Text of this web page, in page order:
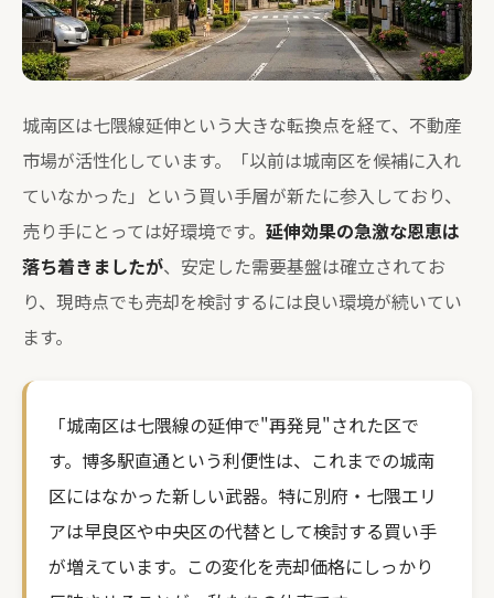
城南区は七隈線延伸という大きな転換点を経て、不動産
市場が活性化しています。「以前は城南区を候補に入れ
ていなかった」という買い手層が新たに参入しており、
売り手にとっては好環境です。 延伸効果の急激な恩恵は
落ち着きましたが、安定した需要基盤は確立されてお
り、現時点でも売却を検討するには良い環境が続いてい
ます。
「城南区は七隈線の延伸で"再発見"された区で
す。博多駅直通という利便性は、これまでの城南
区にはなかった新しい武器。特に別府・七隈エリ
アは早良区や中央区の代替として検討する買い手
が増えています。この変化を売却価格にしっかり